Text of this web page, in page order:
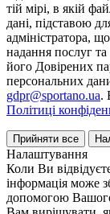
тій мірі, в якій
дані, підставою
адміністратора,
надання послуг та
його Довірених
персональних
gdpr@sportano.ua.
Політиці
Прийняти все
Налаштування
Коли Ви
інформація може
допомогою